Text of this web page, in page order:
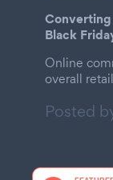
Converting
Black
Online
overall
Posted